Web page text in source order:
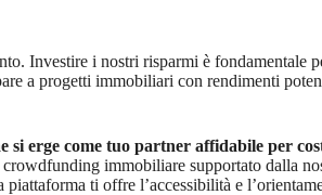
Investire i nostri risparmi è
a progetti immobiliari con rendimenti
si erge come tuo partner affidabile per
immobiliare supportato dalla
ti offre l’accessibilità e